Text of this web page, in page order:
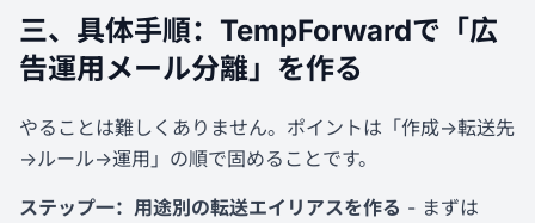
三、具体手順：TempForwardで「広
告運用メール分離」を作る
やることは難しくありません。ポイントは「作成→転送先
→ルール→運用」の順で固めることです。
ステップ一：用途別の転送エイリアスを作る - まずは